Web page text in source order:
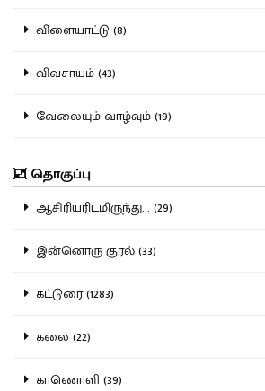
விளையாட்டு (8)
விவசாயம் (43)
வேலையும் வாழ்வும் (19)
தொகுப்பு
ஆசிரியரிடமிருந்து... (29)
இன்னொரு குரல் (33)
கட்டுரை (1283)
கலை (22)
காணொளி (39)